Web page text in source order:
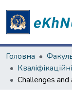
Головна